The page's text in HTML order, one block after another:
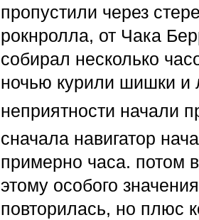
пропустили через
рокнролла, от Чака
собирал несколько
ночью курили шишки и
неприятности начали
сначала навигатор
примерно часа. потом
этому особого
повторилась, но плюс